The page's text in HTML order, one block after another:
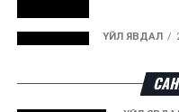
Ийнхүү лаг хатаах,
үйлдвэрлэх, нөөцийг
улсад өргөн ашиглаж
ҮЙЛ ЯВДАЛ